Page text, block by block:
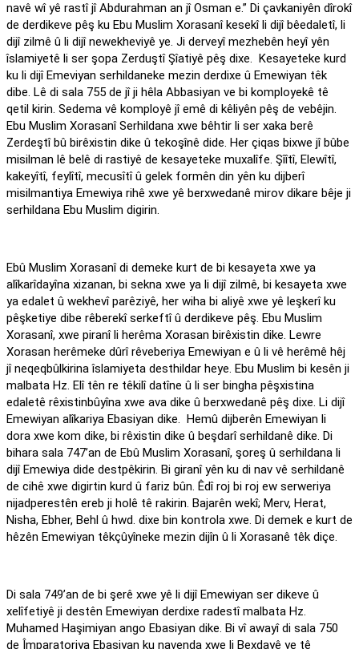
navê wî yê rastî jî Abdurahman an jî Osman e.” Di çavkaniyên dîrokî
de derdikeve pêş ku Ebu Muslim Xorasanî kesekî li dijî bêedaletî, li
dijî zilmê û li dijî newekheviyê ye. Ji derveyî mezhebên heyî yên
îslamiyetê li ser şopa Zerduştî Şîatiyê pêş dixe. Kesayeteke kurd
ku li dijî Emeviyan serhildaneke mezin derdixe û Emewiyan têk
dibe. Lê di sala 755 de jî ji hêla Abbasiyan ve bi komployekê tê
qetil kirin. Sedema vê komployê jî emê di kêliyên pêş de vebêjin.
Ebu Muslim Xorasanî Serhildana xwe bêhtir li ser xaka berê
Zerdeştî bû birêxistin dike û tekoşînê dide. Her çiqas bixwe jî bûbe
misilman lê belê di rastiyê de kesayeteke muxalîfe. Şîîtî, Elewîtî,
kakeyîtî, feylîtî, mecusîtî û gelek formên din yên ku dijberî
misilmantiya Emewiya rihê xwe yê berxwedanê mirov dikare bêje ji
serhildana Ebu Muslim digirin.
Ebû Muslim Xorasanî di demeke kurt de bi kesayeta xwe ya
alîkarîdayîna xizanan, bi sekna xwe ya li dijî zilmê, bi kesayeta xwe
ya edalet û wekhevî parêziyê, her wiha bi aliyê xwe yê leşkerî ku
pêşketiye dibe rêberekî serkeftî û derdikeve pêş. Ebu Muslim
Xorasanî, xwe piranî li herêma Xorasan birêxistin dike. Lewre
Xorasan herêmeke dûrî rêveberiya Emewiyan e û li vê herêmê hêj
jî neqeqbûlkirina îslamiyeta desthildar heye. Ebu Muslim bi kesên ji
malbata Hz. Elî tên re têkilî datîne û li ser bingha pêşxistina
edaletê rêxistinbûyîna xwe ava dike û berxwedanê pêş dixe. Li dijî
Emewiyan alîkariya Ebasiyan dike. Hemû dijberên Emewiyan li
dora xwe kom dike, bi rêxistin dike û beşdarî serhildanê dike. Di
bihara sala 747’an de Ebû Muslim Xorasanî, şoreş û serhildana li
dijî Emewiya dide destpêkirin. Bi giranî yên ku di nav vê serhildanê
de cihê xwe digirtin kurd û fariz bûn. Êdî roj bi roj ew serweriya
nijadperestên ereb ji holê tê rakirin. Bajarên wekî; Merv, Herat,
Nisha, Ebher, Behl û hwd. dixe bin kontrola xwe. Di demek e kurt de
hêzên Emewiyan têkçûyîneke mezin dijîn û li Xorasanê têk diçe.
Di sala 749’an de bi şerê xwe yê li dijî Emewiyan ser dikeve û
xelîfetiyê ji destên Emewiyan derdixe radestî malbata Hz.
Muhamed Haşimiyan ango Ebasiyan dike. Bi vî awayî di sala 750
de Împaratoriya Ebasiyan ku navenda xwe li Bexdayê ye tê